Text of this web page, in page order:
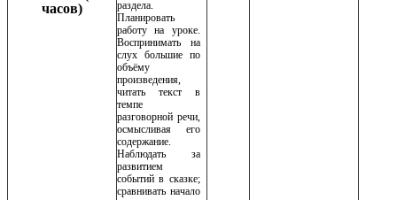
часов)
раздела.
Планировать
работу на уроке.
Воспринимать на
слух большие по
объёму
произведения,
читать текст в
темпе
разговорной речи,
осмысливая его
содержание.
Наблюдать за
развитием
событий в сказке;
сравнивать начало